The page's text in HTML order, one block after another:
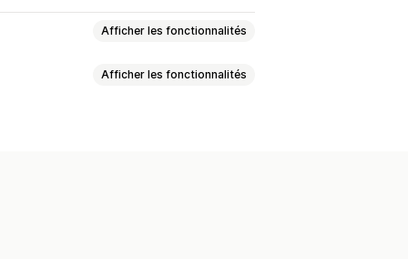
Afficher les fonctionnalités
Afficher les fonctionnalités